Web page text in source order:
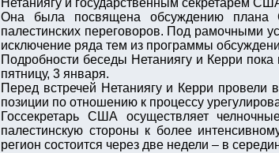
Нетаниягу и государственным секретарем
Она была посвящена обсуждению плана
палестинских переговоров. Под рамочными
исключение ряда тем из программы
Подробности беседы Нетаниягу и Керри
пятницу, 3 января.
Перед встречей Нетаниягу и Керри
позиции по отношению к процессу
Госсекретарь США осуществляет
палестинскую стороны к более
регион состоится через две недели – в